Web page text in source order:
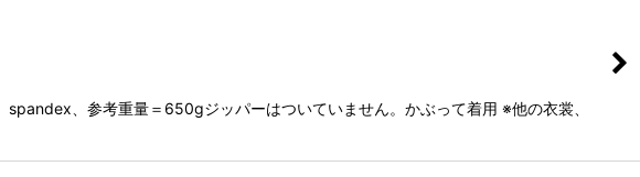
、参考重量＝650gジッパーはついていません。かぶって着用 ※他の衣裳、